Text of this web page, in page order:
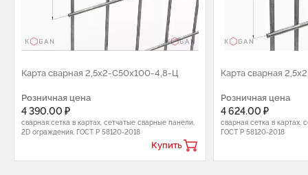
Карта сварная 2,5х2-С50х100-4,8-Ц
Розничная цена
4 390.00 ₽
сварная сетка в картах, сетчатые сварные панели,
2D ограждения, ГОСТ Р 58120-2018
Купить
Карта сварная
Розничная цена
4 624.00 ₽
сварная сетка в картах,
ГОСТ Р 58120-2018